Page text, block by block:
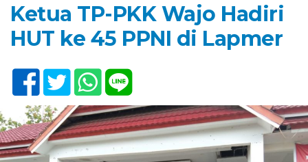
Ketua TP-PKK Wajo Hadiri
HUT ke 45 PPNI di Lapmer